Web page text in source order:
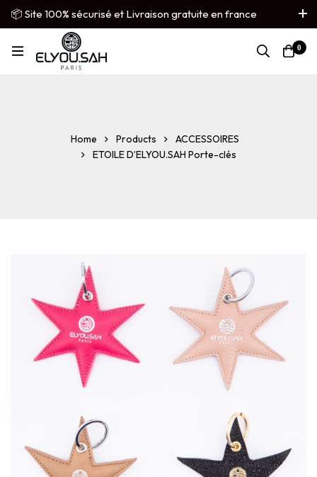
📦 Site 100% sécurisé et Livraison gratuite en france
métropolitaine
French ▼
0
Home Products
ACCESSOIRES
ETOILE D’ELYOU.SAH Porte-clés